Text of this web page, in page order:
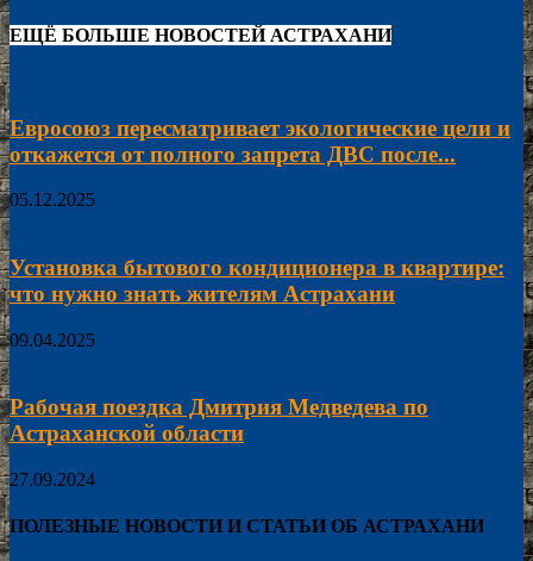
ЕЩЁ БОЛЬШЕ НОВОСТЕЙ АСТРАХАНИ
Евросоюз пересматривает экологические цели и
откажется от полного запрета ДВС после...
05.12.2025
Установка бытового кондиционера в квартире:
что нужно знать жителям Астрахани
09.04.2025
Рабочая поездка Дмитрия Медведева по
Астраханской области
27.09.2024
ПОЛЕЗНЫЕ НОВОСТИ И СТАТЬИ ОБ АСТРАХАНИ